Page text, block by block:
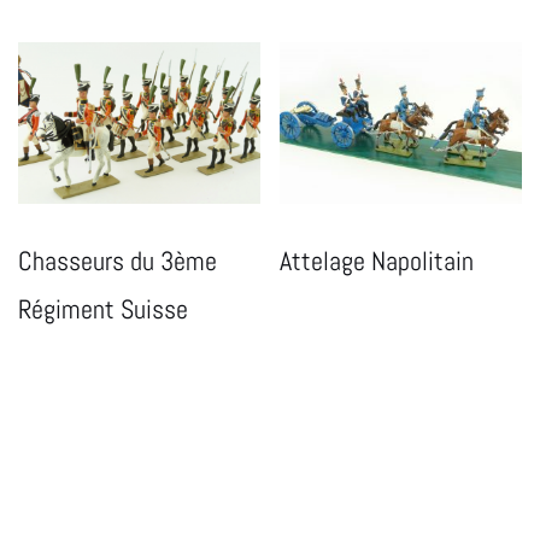
Chasseurs du 3ème
Régiment Suisse
Attelage Napolitain